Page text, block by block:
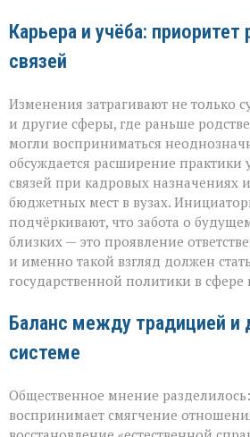
Карьера и учёба:
связей
Изменения затрагивают не только
и другие сферы, где раньше
могли восприниматься
обсуждается расширение практики
связей при кадровых назначениях
бюджетных мест в вузах.
подчёркивают, что забота о
близких — это проявление
и именно такой взгляд должен
государственной политики в
Баланс между традицией и
системе
Общественное мнение
воспринимает смягчение